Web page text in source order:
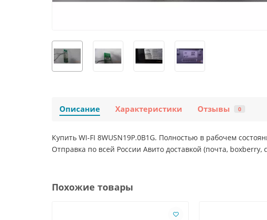
Описание Характеристики Отзывы 0
Купить WI-FI 8WUSN19P.0B1G. Полностью в рабочем
Отправка по всей России Авито доставкой (почта,
Похожие товары